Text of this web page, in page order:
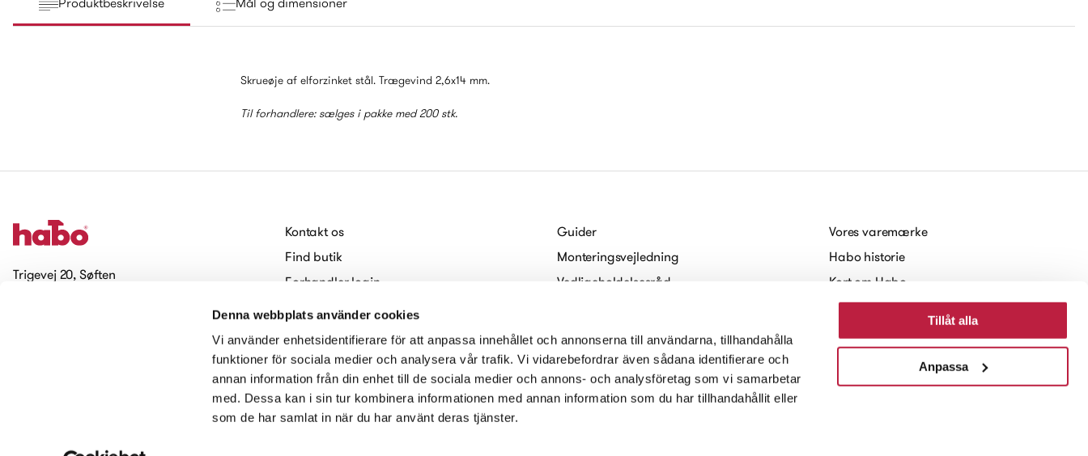
Denna webbplats använder cookies
Vi använder enhetsidentifierare för att anpassa innehållet och annonserna till användarna, tillhandahålla
funktioner för sociala medier och analysera vår trafik. Vi vidarebefordrar även sådana identifierare och
annan information från din enhet till de sociala medier och annons- och analysföretag som vi samarbetar
med. Dessa kan i sin tur kombinera informationen med annan information som du har tillhandahållit eller
som de har samlat in när du har använt deras tjänster.
Tillåt alla
Anpassa
Skrueøje af elforzinket stål. Trægevind 2,6x14 mm.
Til forhandlere: sælges i pakke med 200 stk.
Trigevej 20, Søften
Kontakt os
Find butik
Forhandler login
Arbejde hos Habo
Cookies
Tilgængelighedserklæring
Guider
Monteringsvejledning
Vedligeholdelsesråd
Digitale brochurer
Vores varemærke
Habo historie
Kort om Habo
Arbejde hos Habo